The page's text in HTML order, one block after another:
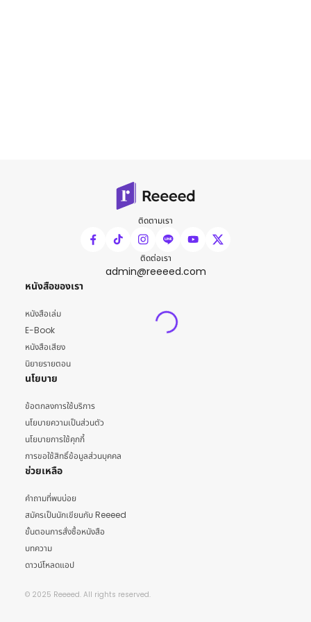
ติดตามเรา
ติดต่อเรา
admin@reeeed.com
หนังสือของเรา
หนังสือเล่ม
E-Book
หนังสือเสียง
นิยายรายตอน
นโยบาย
ข้อตกลงการใช้บริการ
นโยบายความเป็นส่วนตัว
นโยบายการใช้คุกกี้
การขอใช้สิทธิ์ข้อมูลส่วนบุคคล
ช่วยเหลือ
คำถามที่พบบ่อย
สมัครเป็นนักเขียนกับ Reeeed
ขั้นตอนการสั่งซื้อหนังสือ
บทความ
ดาวน์โหลดแอป
© 2025 Reeeed. All rights reserved.